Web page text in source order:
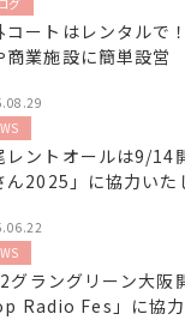
コートはレンタルで
商業施設に簡単設営
レントオールは9/14
ん2025」に協力いた
グラングリーン大阪
Radio Fes」に協